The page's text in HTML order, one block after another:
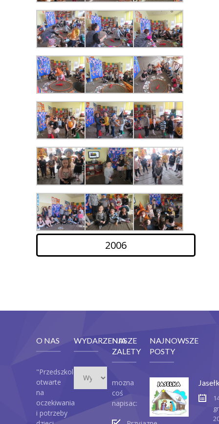
2006
O NAS
"Przedszkole
otwarte
na
oczekiwania
i potrzeby
WYDARZENIA
NASZE
ZALETY
mozna
coś
napisac:
NAJNOWSZE
POSTY